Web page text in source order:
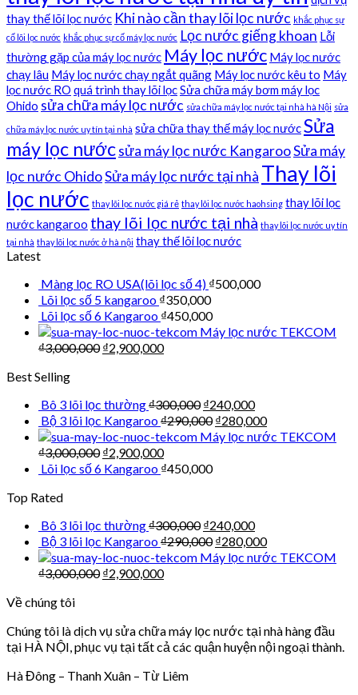
thay thế lõi lọc nước Khi nào cần thay lõi lọc nước khắc phục sự
cố lõi lọc nước khắc phục sự cố máy lọc nước Lọc nước giếng khoan Lỗi
thường gặp của máy lọc nước Máy lọc nước Máy lọc nước
chạy lâu Máy lọc nước chạy ngắt quãng Máy lọc nước kêu to Máy
lọc nước RO quá trình thay lõi lọcSửa chữa máy bơm máy lọc
Ohido sửa chữa máy lọc nước sửa chữa máy lọc nước tại nhà hà Nội sửa
chữa máy lọc nước uy tín tại nhà sửa chữa thay thế máy lọc nướcSửa
máy lọc nướcsửa máy lọc nước KangarooSửa máy
lọc nước OhidoSửa máy lọc nước tại nhà Thay lõi
lọc nước thay lõi lọc nước giá rẻ thay lõi lọc nước haohsing thay lõi lọc
nước kangaroo thay lõi lọc nước tại nhà thay lõi lọc nước uy tín
tại nhà thay lõi lọc nước ở hà nội thay thế lõi lọc nước
Latest
Màng lọc RO USA(lõi lọc số 4) ₫500,000
Lõi lọc số 5 kangaroo ₫350,000
Lõi lọc số 6 Kangaroo ₫450,000
Máy lọc nước TEKCOM
₫3,000,000 ₫2,900,000
Best Selling
Bô 3 lõi lọc thường₫300,000 ₫240,000
Bộ 3 lõi lọc Kangaroo₫290,000 ₫280,000
Máy lọc nước TEKCOM
₫3,000,000 ₫2,900,000
Lõi lọc số 6 Kangaroo ₫450,000
Top Rated
Bô 3 lõi lọc thường₫300,000 ₫240,000
Bộ 3 lõi lọc Kangaroo₫290,000 ₫280,000
Máy lọc nước TEKCOM
₫3,000,000 ₫2,900,000
Về chúng tôi
Chúng tôi là dịch vụ sửa chữa máy lọc nước tại nhà hàng đầu
tại HÀ NỘI, phục vụ tại tất cả các quận huyện nội ngoại thành.
Hà Đông – Thanh Xuân – Từ Liêm